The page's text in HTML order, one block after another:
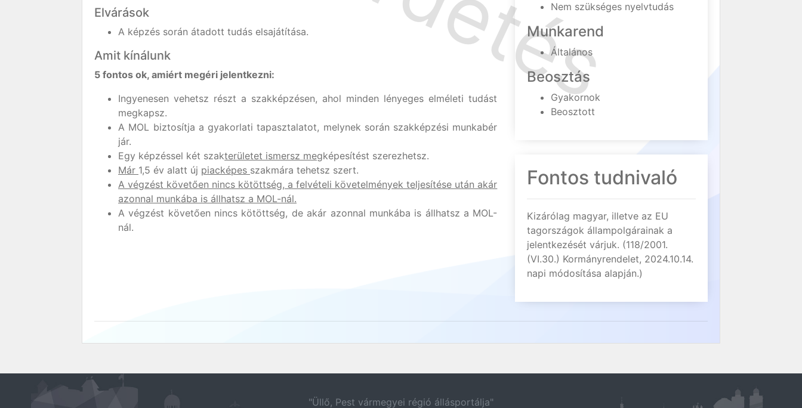
Elvárások
A képzés során átadott tudás elsajátítása.
Amit kínálunk
5 fontos ok, amiért megéri jelentkezni:
Ingyenesen vehetsz részt a szakképzésen, ahol minden lényeges elméleti tudást
megkapsz.
A MOL biztosítja a gyakorlati tapasztalatot, melynek során szakképzési munkabér
jár.
Egy képzéssel két szakterületet ismersz megképesítést szerezhetsz.
Már 1,5 év alatt új piacképes szakmára tehetsz szert.
A végzést követően nincs kötöttség, a felvételi követelmények teljesítése után akár
azonnal munkába is állhatsz a MOL-nál.
A végzést követően nincs kötöttség, de akár azonnal munkába is állhatsz a MOL-
nál.
Nem szükséges nyelvtudás
Munkarend
Általános
Beosztás
Gyakornok
Beosztott
Fontos tudnivaló
Kizárólag magyar, illetve az EU
tagországok állampolgárainak a
jelentkezését várjuk. (118/2001.
(VI.30.) Kormányrendelet, 2024.10.14.
napi módosítása alapján.)
"Üllő, Pest vármegyei régió állásportálja"